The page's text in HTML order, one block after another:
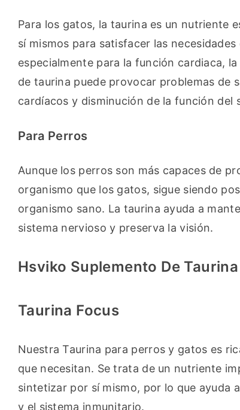
Para los gatos, la taurina es un nutriente
sí mismos para satisfacer las
especialmente para la función cardiaca,
de taurina puede provocar problemas de
cardíacos y disminución de la función del
Para Perros
Aunque los perros son más capaces de
organismo que los gatos, sigue siendo
organismo sano. La taurina ayuda a
sistema nervioso y preserva la visión.
Hsviko Suplemento De
Taurina Focus
Nuestra Taurina para perros y gatos es
que necesitan. Se trata de un nutriente
sintetizar por sí mismo, por lo que ayuda
y el sistema inmunitario.